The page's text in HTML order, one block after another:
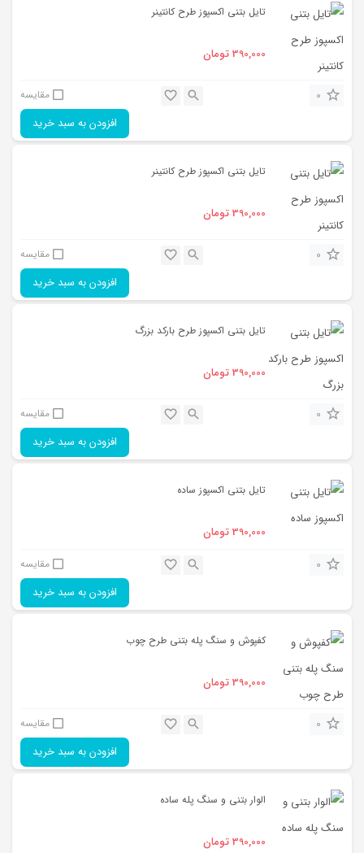
تایل بتنی اکسپوز طرح کانتینر
390,000تومان
0
افزودن به سبد خرید
مقایسه
تایل بتنی اکسپوز طرح کانتینر
390,000تومان
0
افزودن به سبد خرید
مقایسه
تایل بتنی اکسپوز طرح بارکد بزرگ
390,000تومان
0
افزودن به سبد خرید
مقایسه
تایل بتنی اکسپوز ساده
390,000تومان
0
افزودن به سبد خرید
مقایسه
کفپوش و سنگ پله بتنی طرح چوب
390,000تومان
0
افزودن به سبد خرید
مقایسه
الوار بتنی و سنگ پله ساده
390,000تومان